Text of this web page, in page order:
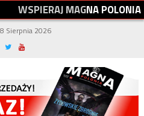
WSPIERAJMAGNAPOLONIA
Sierpnia 2026